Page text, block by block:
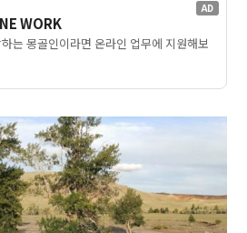
AD
WORK
는 몽골인이라면 온라인 업무에 지원해보